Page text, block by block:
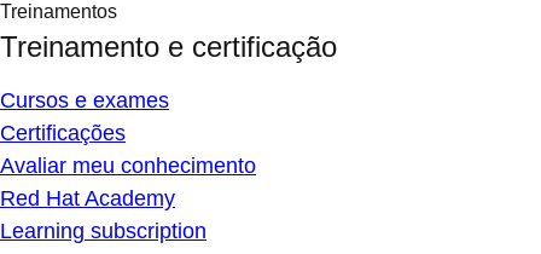
Treinamentos
Treinamento e certificação
Cursos e exames
Certificações
Avaliar meu conhecimento
Red Hat Academy
Learning subscription